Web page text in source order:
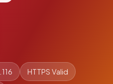
HTTPS Valid